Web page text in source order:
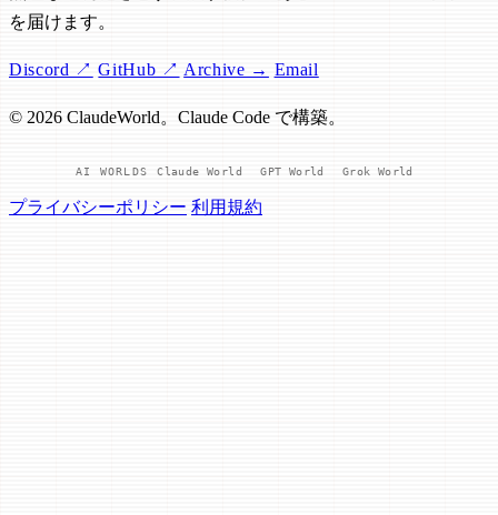
を届けます。
Discord ↗ GitHub ↗ Archive → Email
© 2026 ClaudeWorld。Claude Code で構築。
AI WORLDS Claude World GPT World Grok World
プライバシーポリシー 利用規約